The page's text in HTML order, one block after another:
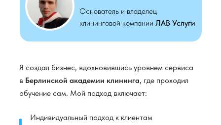
Основатель и владелец
клининговой компании ЛАВ Услуги
Индивидуальный подход к клиентам
Я создал бизнес, вдохновившись уровнем сервиса
в Берлинской академии клининга, где проходил
обучение сам. Мой подход включает: